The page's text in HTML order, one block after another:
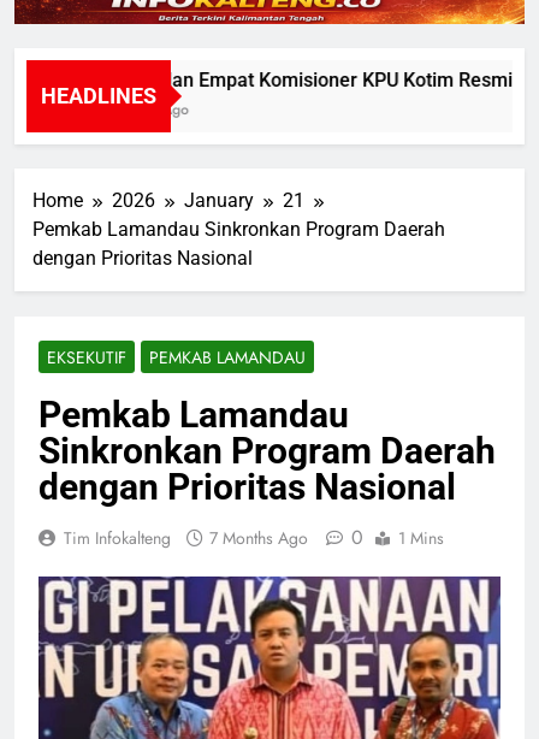
HEADLINES
Ketua dan Empat Komisioner KPU Kotim Resmi Jadi
3 Hours Ago
Home 2026 January
21
Pemkab Lamandau Sinkronkan Program Daerah
dengan Prioritas Nasional
EKSEKUTIF PEMKAB LAMANDAU
Pemkab Lamandau
Sinkronkan Program Daerah
dengan Prioritas Nasional
Tim Infokalteng 7 Months Ago 0 1 Mins